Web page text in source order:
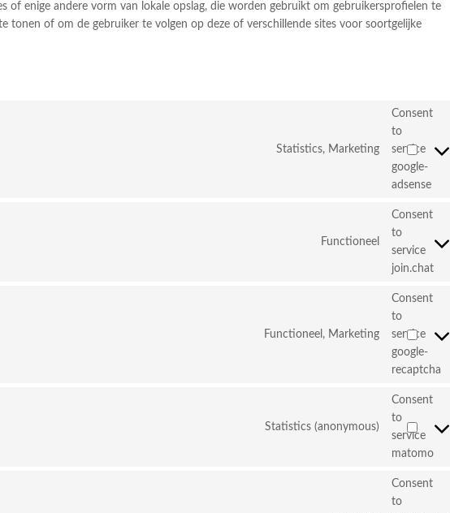
of enige andere vorm van lokale opslag, die worden gebruikt om gebruikersprofielen te
tonen of om de gebruiker te volgen op deze of verschillende sites voor soortgelijke
Statistics, Marketing
Consent
to
service
google-
adsense
Functioneel
Consent
to
service
join.chat
Functioneel, Marketing
Consent
to
service
google-
recaptcha
Statistics (anonymous)
Consent
to
service
matomo
Consent
to